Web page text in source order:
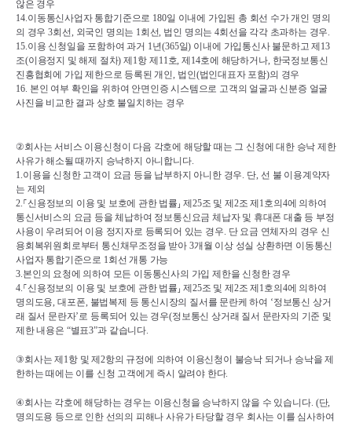
않은 경우
14.이동통신사업자 통합기준으로 180일 이내에 가입된 총 회선 수가 개인 명의
의 경우 3회선, 외국인 명의는 1회선, 법인 명의는 4회선을 각각 초과하는 경우.
15.이용 신청일을 포함하여 과거 1년(365일) 이내에 가입통신사 불문하고 제 13
조(이용정지 및 해제 절차) 제 1항 제 11호, 제 14호에 해당하거나, 한국정보통신
진흥협회에 가입 제한으로 등록된 개인, 법인(법인대표자 포함)의 경우
16. 본인 여부 확인을 위하여 안면인증 시스템으로 고객의 얼굴과 신분증 얼굴
사진을 비교한 결과 상호 불일치하는 경우
②회사는 서비스 이용신청이 다음 각호에 해당할 때는 그 신청에 대한 승낙 제한
사유가 해소될 때까지 승낙하지 아니합니다.
1.이용을 신청한 고객이 요금 등을 납부하지 아니한 경우. 단, 선 불 이용계약자
는 제외
2.⸀신용정보의 이용 및 보호에 관한 법률 ⸥ 제 25조 및 제 2조 제 1호의 4에 의하여
통신서비스의 요금 등을 체납하여 정보통신요금 체납자 및 휴대폰 대출 등 부정
사용이 우려되어 이용 정지자로 등록되어 있는 경우. 단 요금 연체자의 경우 신
용회복위원회로부터 통신채무조정을 받아 3개월 이상 성실 상환하면 이동통신
사업자 통합기준으로 1회선 개통 가능
3.본인의 요청에 의하여 모든 이동통신사의 가입 제한을 신청한 경우
4.⸀신용정보의 이용 및 보호에 관한 법률 ⸥ 제 25조 및 제 2조 제 1호의 4에 의하여
명의도용, 대포폰, 불법복제 등 통신시장의 질서를 문란케 하여 ‘정보통신 상거
래 질서 문란자’로 등록되어 있는 경우(정보통신 상거래 질서 문란자의 기준 및
제한 내용은 “별표3”과 같습니다.
③회사는 제 1항 및 제 2항의 규정에 의하여 이용신청이 불승낙 되거나 승낙을 제
한하는 때에는 이를 신청 고객에게 즉시 알려야 한다.
④회사는 각호에 해당하는 경우는 이용신청을 승낙하지 않을 수 있습니다. (단
명의도용 등으로 인한 선의의 피해나 사유가 타당할 경우 회사는 이를 심사하여